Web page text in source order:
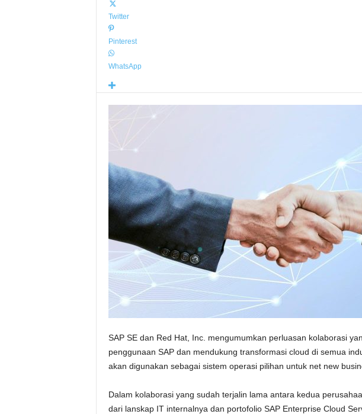
Twitter
Pinterest
WhatsApp
SAP SE dan Red Hat, Inc. mengumumkan perluasan kolaborasi
penggunaan SAP dan mendukung transformasi cloud di semua
akan digunakan sebagai sistem operasi pilihan untuk net new
Dalam kolaborasi yang sudah terjalin lama antara kedua
dari lanskap IT internalnya dan portofolio SAP Enterprise Cloud